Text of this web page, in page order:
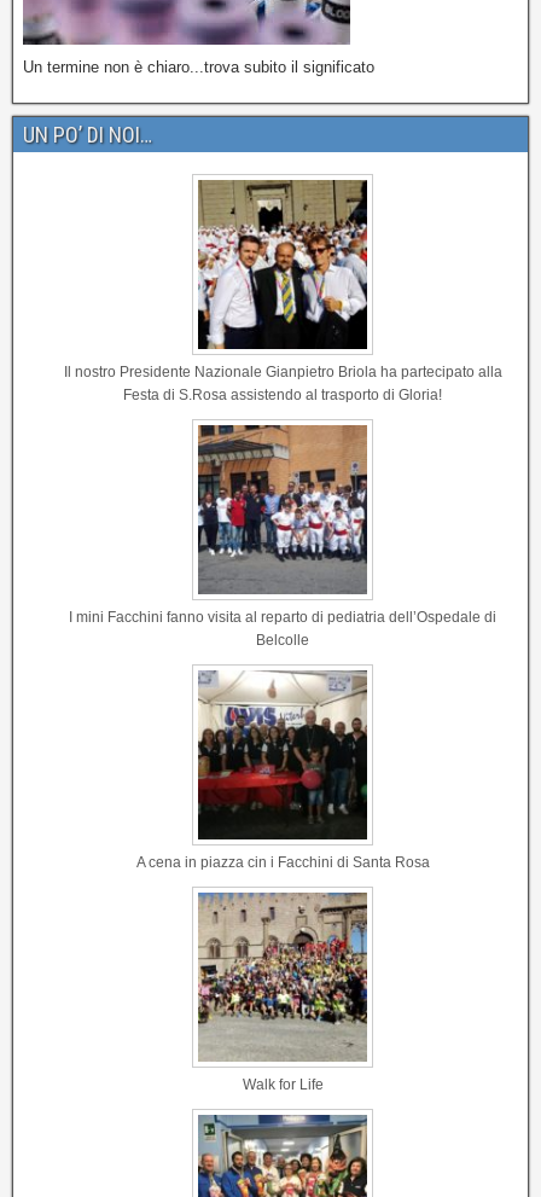
Un termine non è chiaro...trova subito il significato
UN PO’ DI NOI…
Il nostro Presidente Nazionale Gianpietro Briola ha partecipato alla
Festa di S.Rosa assistendo al trasporto di Gloria!
I mini Facchini fanno visita al reparto di pediatria dell’Ospedale di
Belcolle
A cena in piazza cin i Facchini di Santa Rosa
Walk for Life